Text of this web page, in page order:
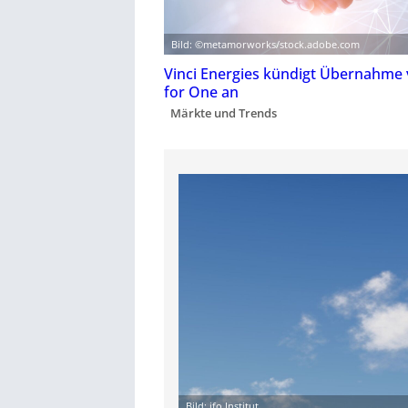
Bild: ©metamorworks/stock.adobe.com
Vinci Energies kündigt Übernahme
for One an
Märkte und Trends